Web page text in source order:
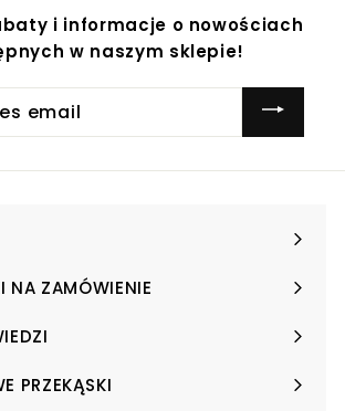
i informacje o nowościach
w naszym sklepie!
NA ZAMÓWIENIE
PRZEKĄSKI